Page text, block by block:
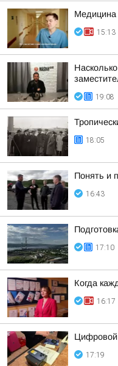
Медицина
15:13
19:08
18:05
Понять и
16:43
17:10
Когда
16:17
Цифровой
17:19